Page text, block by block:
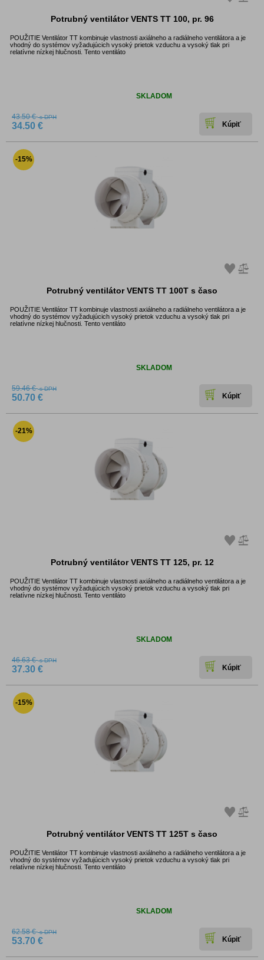
Potrubný ventilátor VENTS TT 100, pr. 96
POUŽITIE Ventilátor TT kombinuje vlastnosti axiálneho a radiálneho ventilátora a je
vhodný do systémov vyžadujúcich vysoký prietok vzduchu a vysoký tlak pri
relatívne nízkej hlučnosti. Tento ventiláto
SKLADOM
43.50 €s DPH
34.50 €
-15%
Potrubný ventilátor VENTS TT 100T s časo
POUŽITIE Ventilátor TT kombinuje vlastnosti axiálneho a radiálneho ventilátora a je
vhodný do systémov vyžadujúcich vysoký prietok vzduchu a vysoký tlak pri
relatívne nízkej hlučnosti. Tento ventiláto
SKLADOM
59.46 €s DPH
50.70 €
-21%
Potrubný ventilátor VENTS TT 125, pr. 12
POUŽITIE Ventilátor TT kombinuje vlastnosti axiálneho a radiálneho ventilátora a je
vhodný do systémov vyžadujúcich vysoký prietok vzduchu a vysoký tlak pri
relatívne nízkej hlučnosti. Tento ventiláto
SKLADOM
46.63 €s DPH
37.30 €
-15%
Potrubný ventilátor VENTS TT 125T s časo
POUŽITIE Ventilátor TT kombinuje vlastnosti axiálneho a radiálneho ventilátora a je
vhodný do systémov vyžadujúcich vysoký prietok vzduchu a vysoký tlak pri
relatívne nízkej hlučnosti. Tento ventiláto
SKLADOM
62.58 €s DPH
53.70 €